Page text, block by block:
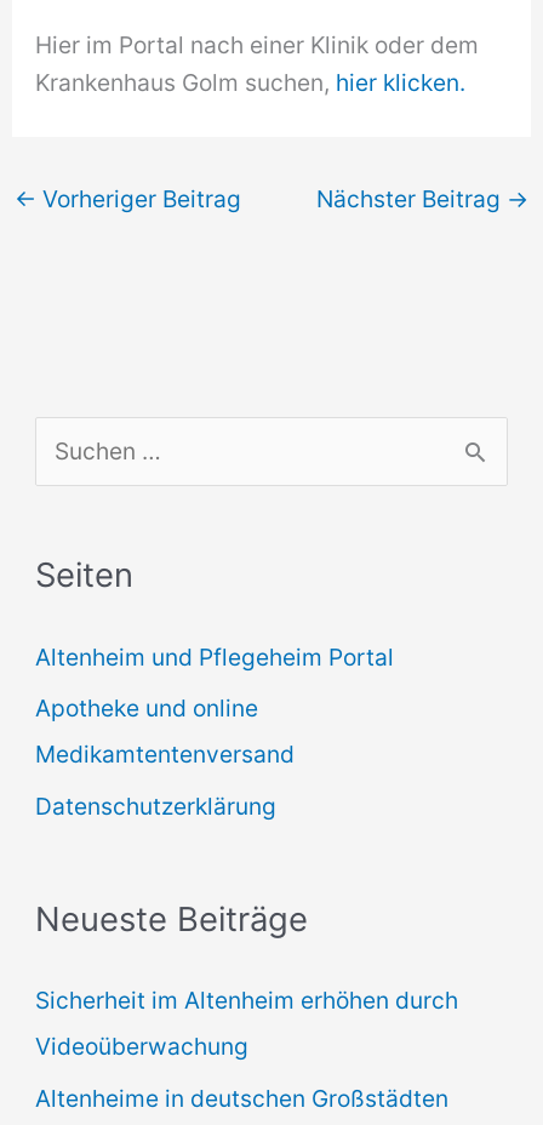
Hier im Portal nach einer Klinik oder dem
Krankenhaus Golm suchen, hier klicken.
← Vorheriger Beitrag Nächster Beitrag →
u
h
n
n
a
c
Seiten
Altenheim und Pflegeheim Portal
Apotheke und online
Medikamtentenversand
Datenschutzerklärung
Neueste Beiträge
Sicherheit im Altenheim erhöhen durch
Videoüberwachung
Altenheime in deutschen Großstädten